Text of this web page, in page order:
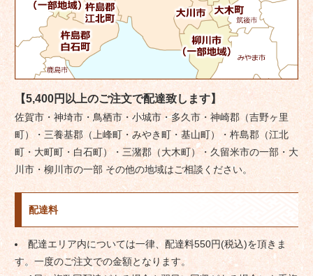
【5,400円以上のご注文で配達致します】
佐賀市・神埼市・鳥栖市・小城市・多久市・神崎郡（吉野ヶ里
町）・三養基郡（上峰町・みやき町・基山町）・杵島郡（江北
町・大町町・白石町）・三潴郡（大木町）・久留米市の一部・大
川市・柳川市の一部 その他の地域はご相談ください。
配達料
配達エリア内については一律、配達料550円(税込)を頂きま
す。一度のご注文での金額となります。